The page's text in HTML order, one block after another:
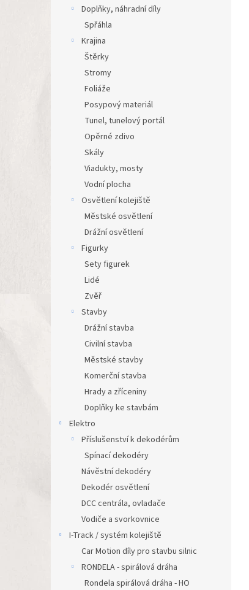
Doplňky, náhradní díly
Spřáhla
Krajina
Štěrky
Stromy
Foliáže
Posypový materiál
Tunel, tunelový portál
Opěrné zdivo
Skály
Viadukty, mosty
Vodní plocha
Osvětlení kolejiště
Městské osvětlení
Drážní osvětlení
Figurky
Sety figurek
Lidé
Zvěř
Stavby
Drážní stavba
Civilní stavba
Městské stavby
Komerční stavba
Hrady a zříceniny
Doplňky ke stavbám
Elektro
Příslušenství k dekodérům
Spínací dekodéry
Návěstní dekodéry
Dekodér osvětlení
DCC centrála, ovladače
Vodiče a svorkovnice
I-Track / systém kolejiště
Car Motion díly pro stavbu silnic
RONDELA - spirálová dráha
Rondela spirálová dráha - HO